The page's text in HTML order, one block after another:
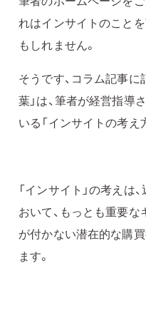
れはインサイトのこと
もしれません。
そうです、コラム記事
葉」は、筆者が経営指導
いる「インサイトの考え
「インサイト」の考えは
おいて、もっとも重要
が付かない潜在的な購
ます。